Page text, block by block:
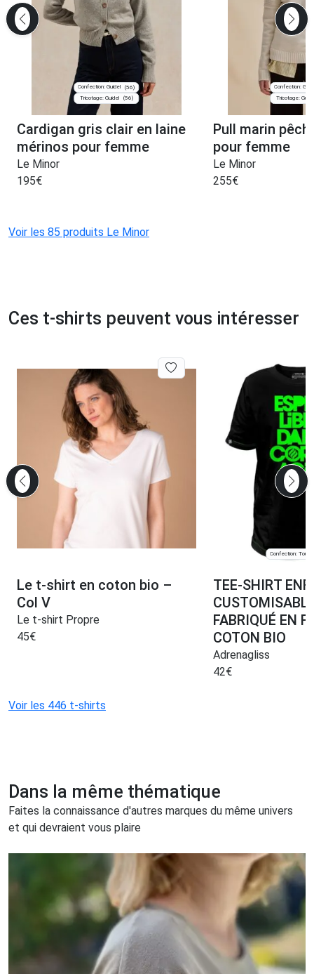
Confection: Guidel
(56)
Tricotage: Guidel
(56)
Cardigan gris clair en laine
mérinos pour femme
Le Minor
195€
Confection:
Tricotage:
Pull marin
pour femme
Le Minor
255€
Voir les 85 produits Le Minor
Ces t-shirts peuvent vous intéresser
Le t-shirt en coton bio –
Col V
Le t-shirt Propre
45€
Confection:
TEE-SHIRT
FABRIQUÉ EN
COTON BIO
Adrenagliss
42€
Voir les 446 t-shirts
Dans la même thématique
Faites la connaissance d'autres marques du même univers
et qui devraient vous plaire